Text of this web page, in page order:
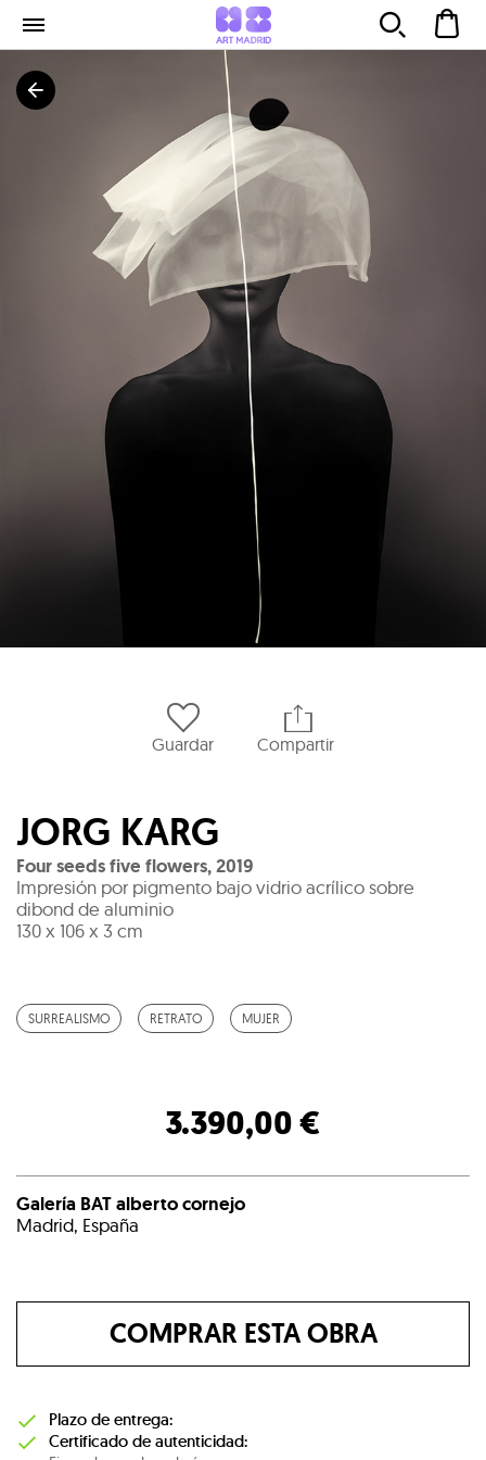
Guardar Compartir
JORG KARG
Four seeds five flowers,2019
Impresión por pigmento bajo vidrio acrílico sobre
dibond de aluminio
130 x 106 x 3 cm
SURREALISMO RETRATO MUJER
3.390,00 €
Galería BAT alberto cornejo
Madrid, España
COMPRAR ESTA OBRA
Plazo de entrega:
Certificado de autenticidad: